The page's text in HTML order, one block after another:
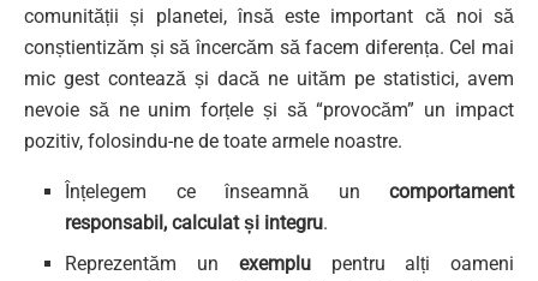
comunității și planetei, însă este important că noi să
conștientizăm și să încercăm să facem diferența. Cel mai
mic gest contează și dacă ne uităm pe statistici, avem
nevoie să ne unim forțele și să “provocăm” un impact
pozitiv, folosindu-ne de toate armele noastre.
Înțelegem ce înseamnă un comportament
responsabil, calculat și integru.
Reprezentăm un exemplupentru alți oameni